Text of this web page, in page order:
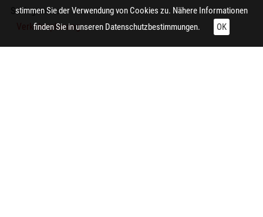
Schlagworte:
Verkehrsplanung
stimmen Sie der Verwendung von Cookies zu. Nähere Informationen
finden Sie in unseren Datenschutzbestimmungen. OK